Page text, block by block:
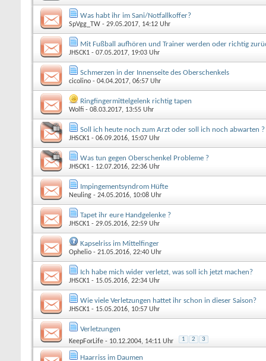
Was habt ihr im Sani/Notfallkoffer?
SpVgg_TW - 29.05.2017, 14:12 Uhr
Mit Fußball aufhören und Trainer werden oder richtig
JHSCK1 - 07.05.2017, 19:03 Uhr
Schmerzen in der Innenseite des Oberschenkels
cicolino - 04.04.2017, 06:57 Uhr
Ringfingermittelgelenk richtig tapen
Wolfi - 08.03.2017, 13:55 Uhr
Soll ich heute noch zum Arzt oder soll ich noch abwarten ?
JHSCK1 - 06.09.2016, 15:07 Uhr
Was tun gegen Oberschenkel Probleme ?
JHSCK1 - 12.07.2016, 22:36 Uhr
Impingementsyndrom Hüfte
Neuling - 24.05.2016, 10:08 Uhr
Tapet ihr eure Handgelenke ?
JHSCK1 - 29.05.2016, 22:59 Uhr
Kapselriss im Mittelfinger
Ophelio - 21.05.2016, 22:40 Uhr
Ich habe mich wider verletzt, was soll ich jetzt machen?
JHSCK1 - 15.05.2016, 22:34 Uhr
Wie viele Verletzungen hattet ihr schon in dieser Saison?
JHSCK1 - 15.05.2016, 10:57 Uhr
Verletzungen
KeepForLife - 10.12.2004, 14:11 Uhr 1 2 3
Haarriss im Daumen